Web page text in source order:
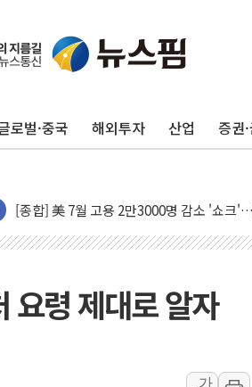
로벌·중국 해외투자 산업 증권
[AI MY 뉴스] 뉴욕 반도체주 프리뷰...美 고
뉴욕증시 프리뷰, 美 고용 쇼크에 금리 인
[사진] 이슬람 수니파 3개국, 공동방위협정
뉴욕증시 개장 전 특징주...아틀라시안·
트럼프 "금리 내려야"…파월 때와 달리 워시
특정 정치인 측근 포항시 정책특보 내정설...
李 "해남 태양광, 대한민국 다음 100년
李 대통령, '6시간 마라톤 부동산 2차 회
요령 제대로 알자
가